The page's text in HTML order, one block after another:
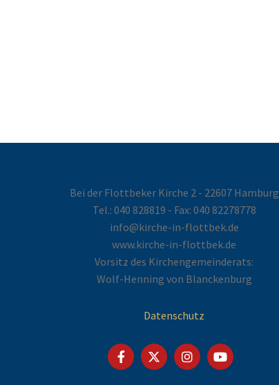
Bei der Flottbeker Kirche 2 - 22607 Hamburg
Tel.: 040 828819 - Fax: 040 82278778
info@kirche-in-flottbek.de
www.kirche-in-flottbek.de
Vorsitz des Kirchengemeinderats:
Wolf-Henning von Blanckenburg
Datenschutz